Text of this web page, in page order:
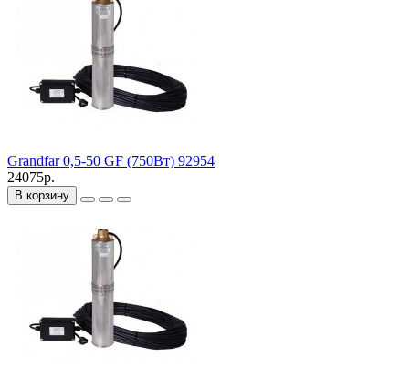
Grandfar 0,5-50 GF (750Вт) 92954
24075р.
В корзину